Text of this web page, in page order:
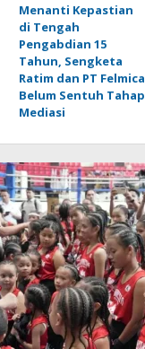
Menanti Kepastian
di Tengah
Pengabdian 15
Tahun, Sengketa
Ratim dan PT Felmica
Belum Sentuh Tahap
Mediasi